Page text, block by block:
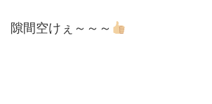
隙間空けぇ～～～